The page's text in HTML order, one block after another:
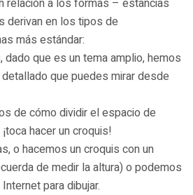
relación a los formas – estancias
derivan en los tipos de
más estándar:
dado que es un tema amplio, hemos
que puedes mirar desde
de cómo dividir el espacio de
hacer un croquis!
o hacemos un croquis con un
de medir la altura) o podemos
para dibujar.